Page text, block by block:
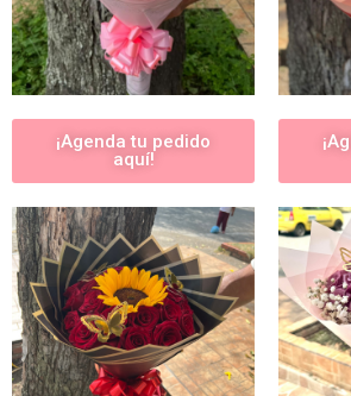
¡Agenda tu pedido
aquí!